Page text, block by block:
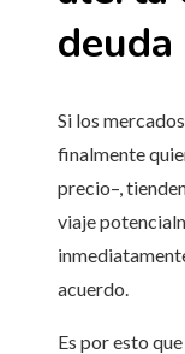
deuda
Si los
finalmente
precio–,
viaje
acuerdo.
Es por esto